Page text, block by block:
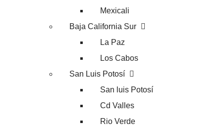
Mexicali
Baja California Sur
La Paz
Los Cabos
San Luis Potosí
San luis Potosí
Cd Valles
Rio Verde